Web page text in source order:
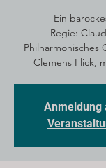
Ein
Regie:
Clemens Flick,
Anmeldung